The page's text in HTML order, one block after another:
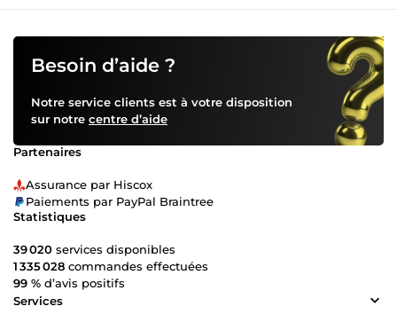
Besoin d’aide ?
Notre service clients est à votre disposition
sur notre centre d’aide
Partenaires
Assurance par Hiscox
Paiements par PayPal Braintree
Statistiques
39 020 services disponibles
1 335 028 commandes effectuées
99 % d’avis positifs
Services